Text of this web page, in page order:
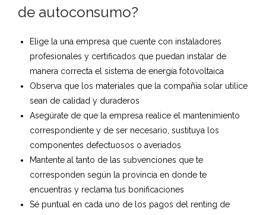
de autoconsumo?
Elige la una empresa que cuente con instaladores
profesionales y certificados que puedan instalar de
manera correcta el sistema de energía fotovoltaica
Observa que los materiales que la compañía solar utilice
sean de calidad y duraderos
Asegúrate de que la empresa realice el mantenimiento
correspondiente y de ser necesario, sustituya los
componentes defectuosos o averiados
Mantente al tanto de las subvenciones que te
corresponden según la provincia en donde te
encuentras y reclama tus bonificaciones
Sé puntual en cada uno de los pagos del renting de